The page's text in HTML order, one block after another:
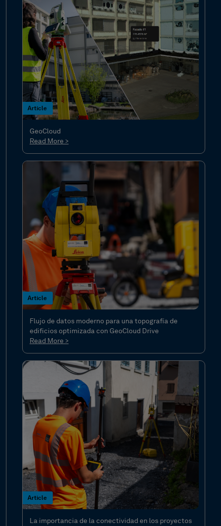
Article
GeoCloud
Read More >
Article
Flujo de datos moderno para una topografía de
edificios optimizada con GeoCloud Drive
Read More >
Article
La importancia de la conectividad en los proyectos